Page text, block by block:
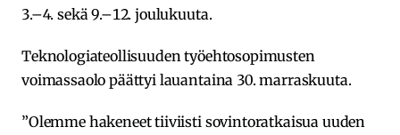
3.–4. sekä 9.–12. joulukuuta.
Teknologiateollisuuden työehtosopimusten
voimassaolo päättyi lauantaina 30. marraskuuta.
”Olemme hakeneet tiiviisti sovintoratkaisua uuden